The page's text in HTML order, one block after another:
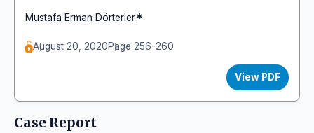
Mustafa Erman Dörterler*
August 20, 2020Page 256-260
View PDF
Case Report